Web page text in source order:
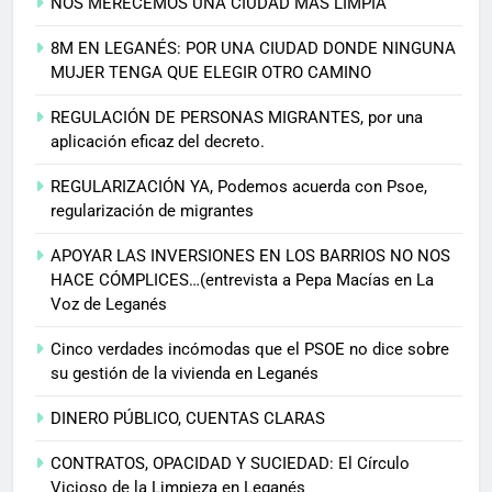
8M EN LEGANÉS: POR UNA CIUDAD DONDE NINGUNA
MUJER TENGA QUE ELEGIR OTRO CAMINO
REGULACIÓN DE PERSONAS MIGRANTES, por una
aplicación eficaz del decreto.
REGULARIZACIÓN YA, Podemos acuerda con Psoe,
regularización de migrantes
APOYAR LAS INVERSIONES EN LOS BARRIOS NO NOS
HACE CÓMPLICES…(entrevista a Pepa Macías en La
Voz de Leganés
Cinco verdades incómodas que el PSOE no dice sobre
su gestión de la vivienda en Leganés
DINERO PÚBLICO, CUENTAS CLARAS
CONTRATOS, OPACIDAD Y SUCIEDAD: El Círculo
Vicioso de la Limpieza en Leganés